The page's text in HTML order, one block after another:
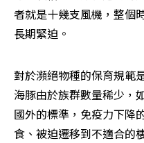
者就是十幾支風機，整個
長期緊迫。
對於瀕絕物種的保育規範
海豚由於族群數量稀少，
國外的標準，免疫力下降
食、被迫遷移到不適合的